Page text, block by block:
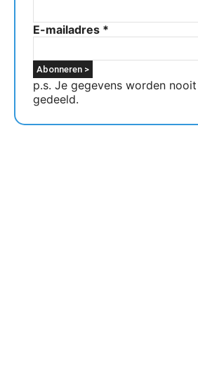
E-mailadres *
p.s. Je gegevens worden
gedeeld.